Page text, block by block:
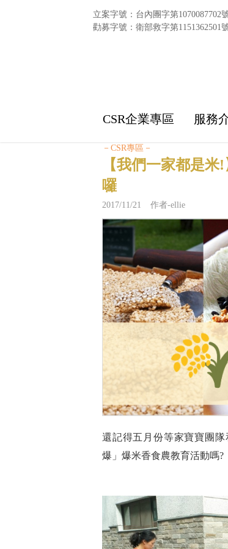
立案字號：台內團字第1070087702
勸募字號：衛部救字第1151362501
CSR企業專區 服務
－CSR專區－
【我們一家都是
囉
2017/11/21 作者-ellie
還記得五月份等家寶寶團
爆」爆米香食農教育活動嗎?